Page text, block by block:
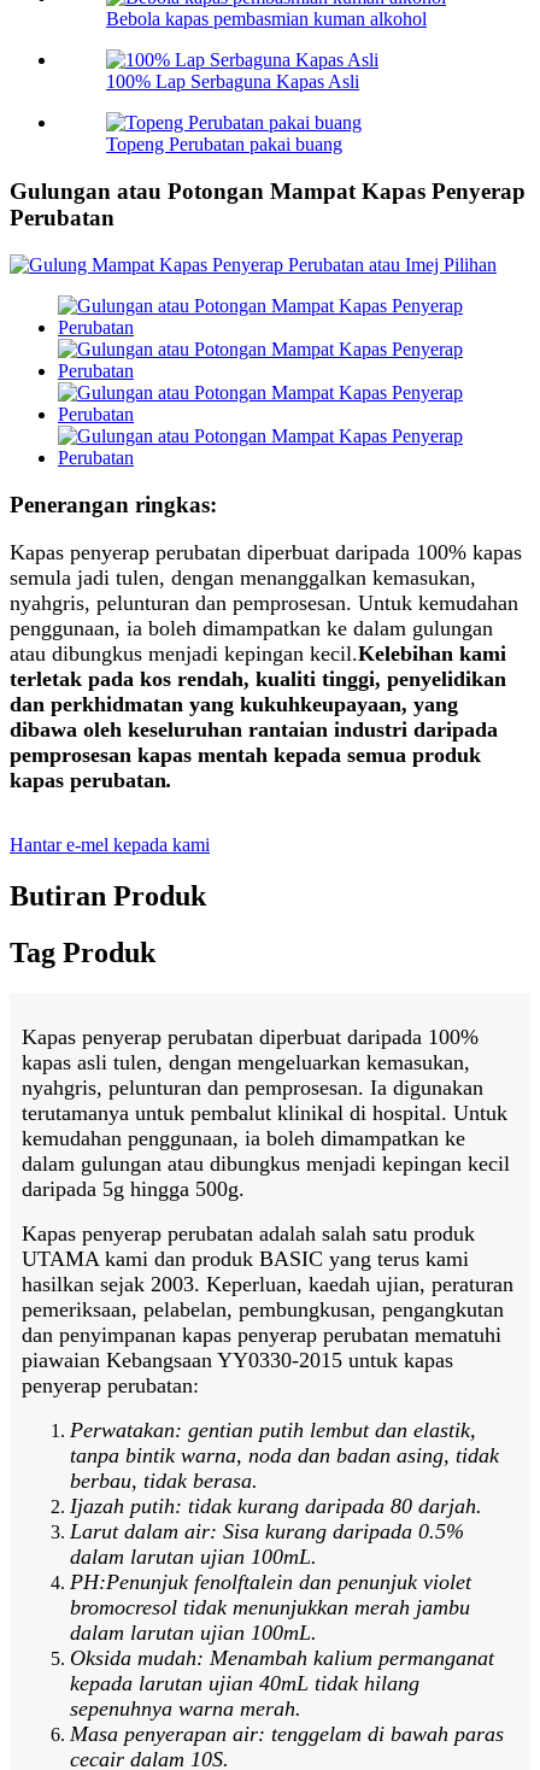
Bebola kapas pembasmian kuman alkohol
100% Lap Serbaguna Kapas Asli
Topeng Perubatan pakai buang
Gulungan atau Potongan Mampat Kapas Penyerap
Perubatan
Penerangan ringkas:
Kapas penyerap perubatan diperbuat daripada 100% kapas
semula jadi tulen, dengan menanggalkan kemasukan,
nyahgris, pelunturan dan pemprosesan. Untuk kemudahan
penggunaan, ia boleh dimampatkan ke dalam gulungan
atau dibungkus menjadi kepingan kecil.Kelebihan kami
terletak pada kos rendah, kualiti tinggi, penyelidikan
dan perkhidmatan yang kukuhkeupayaan, yang
dibawa oleh keseluruhan rantaian industri daripada
pemprosesan kapas mentah kepada semua produk
kapas perubatan.
Hantar e-mel kepada kami
Butiran Produk
Tag Produk
Kapas penyerap perubatan diperbuat daripada 100%
kapas asli tulen, dengan mengeluarkan kemasukan,
nyahgris, pelunturan dan pemprosesan. Ia digunakan
terutamanya untuk pembalut klinikal di hospital. Untuk
kemudahan penggunaan, ia boleh dimampatkan ke
dalam gulungan atau dibungkus menjadi kepingan kecil
daripada 5g hingga 500g.
Kapas penyerap perubatan adalah salah satu produk
UTAMA kami dan produk BASIC yang terus kami
hasilkan sejak 2003. Keperluan, kaedah ujian, peraturan
pemeriksaan, pelabelan, pembungkusan, pengangkutan
dan penyimpanan kapas penyerap perubatan mematuhi
piawaian Kebangsaan YY0330-2015 untuk kapas
penyerap perubatan:
Perwatakan: gentian putih lembut dan elastik,
tanpa bintik warna, noda dan badan asing, tidak
berbau, tidak berasa.
Ijazah putih: tidak kurang daripada 80 darjah.
Larut dalam air: Sisa kurang daripada 0.5%
dalam larutan ujian 100mL.
PH:Penunjuk fenolftalein dan penunjuk violet
bromocresol tidak menunjukkan merah jambu
dalam larutan ujian 100mL.
Oksida mudah: Menambah kalium permanganat
kepada larutan ujian 40mL tidak hilang
sepenuhnya warna merah.
Masa penyerapan air: tenggelam di bawah paras
cecair dalam 10S.